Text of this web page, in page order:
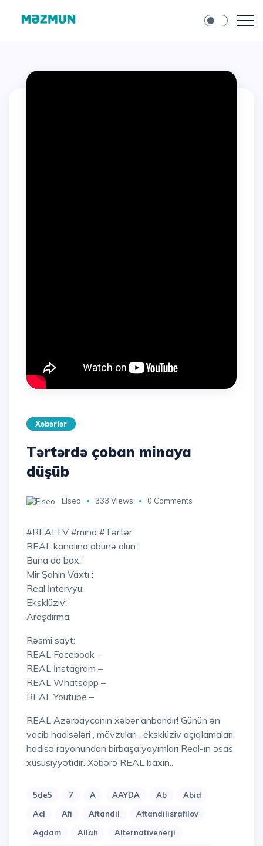
Xəbərlər
Tərtərdə çoban minaya
düşüb
Elseo 333 Views 0 Comments
#REALTV #mina #Tərtər
REAL kanalına abunə olun:
Buna da bax:
Mir Şahin Vaxtı :
Real İntervyu:
Eksklüziv:
Araşdırma:
Rəsmi sayt:
REAL Facebook –
REAL İnstagram –
REAL Whatsapp –
REAL Youtube –
REAL Azərbaycanın xəbər anbarıdır! Günün ən
vacib hadisələri , mövzuları , eksklüziv açıqlamaları,
hadisə rayonundan birbaşa yayımları Real-ın əsas
xüsusiyyətidir. Xəbərə REAL baxın..
5de5 7 A AAYDA Ab
Abid
Acl
Afi Aftandil
Aftandilisrafilov
Agdam
Allah
Alternativenerji